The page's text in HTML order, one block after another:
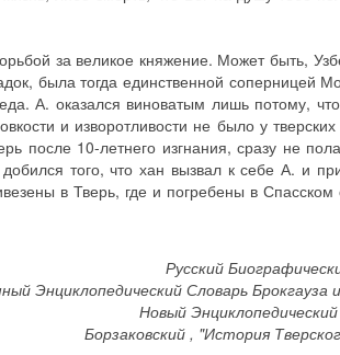
за великое княжение. Может быть,
была тогда единственной соперницей
А. оказался виноватым лишь потому,
и изворотливости не было у
после 10-летнего изгнания, сразу не
того, что хан вызвал к себе А. и
в Тверь, где и погребены в Спасском
Русский
Энциклопедический Словарь
Новый
Борзаковский , "История